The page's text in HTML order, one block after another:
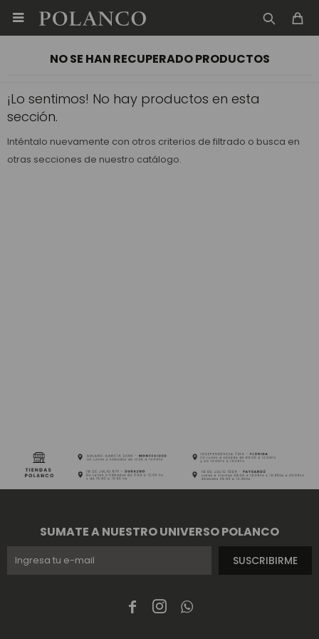

NO SE HAN RECUPERADO PRODUCTOS
¡Lo sentimos! No hay productos en esta
sección.
Inténtalo nuevamente con otros criterios de filtrado o busca en
otras secciones de nuestro catálogo.
  
SUMATE A NUESTRO UNIVERSO POLANCO
SUSCRIBIRME